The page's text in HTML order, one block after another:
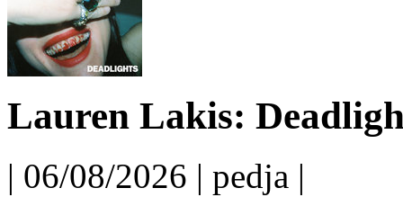
Lauren Lakis:
| 06/08/2026 | pedja |